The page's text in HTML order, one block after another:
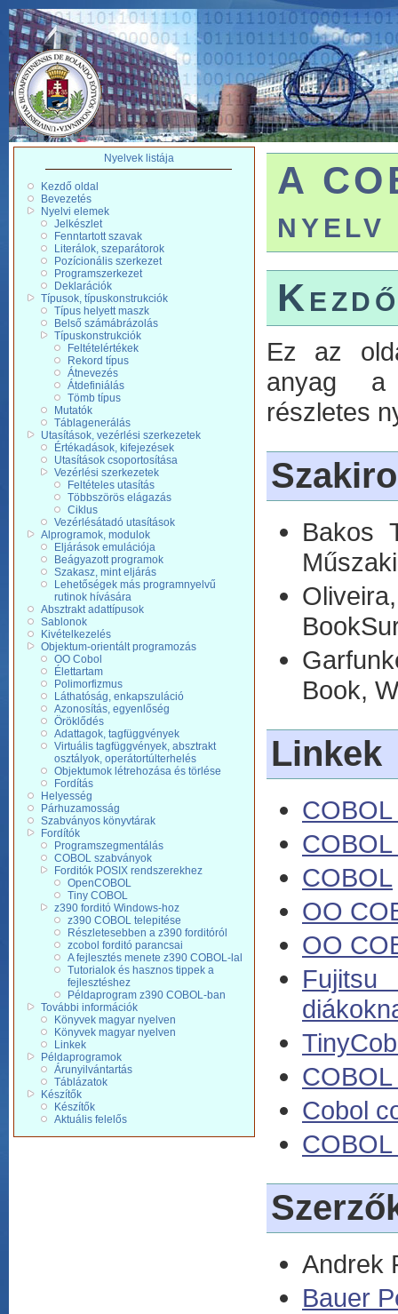
Nyelvek listája
Kezdő oldal
Bevezetés
Nyelvi elemek
Jelkészlet
Fenntartott szavak
Literálok, szeparátorok
Pozícionális szerkezet
Programszerkezet
Deklarációk
Típusok, típuskonstrukciók
Típus helyett maszk
Belső számábrázolás
Típuskonstrukciók
Feltételértékek
Rekord típus
Átnevezés
Átdefiniálás
Tömb típus
Mutatók
Táblagenerálás
Utasítások, vezérlési szerkezetek
Értékadások, kifejezések
Utasítások csoportosítása
Vezérlési szerkezetek
Feltételes utasítás
Többszörös elágazás
Ciklus
Vezérlésátadó utasítások
Alprogramok, modulok
Eljárások emulációja
Beágyazott programok
Szakasz, mint eljárás
Lehetőségek más programnyelvű
rutinok hívására
Absztrakt adattípusok
Sablonok
Kivételkezelés
Objektum-orientált programozás
OO Cobol
Élettartam
Polimorfizmus
Láthatóság, enkapszuláció
Azonosítás, egyenlőség
Öröklődés
Adattagok, tagfüggvények
Virtuális tagfüggvények, absztrakt
osztályok, operátortúlterhelés
Objektumok létrehozása és törlése
Fordítás
Helyesség
Párhuzamosság
Szabványos könyvtárak
Fordítók
Programszegmentálás
COBOL szabványok
Forditók POSIX rendszerekhez
OpenCOBOL
Tiny COBOL
z390 forditó Windows-hoz
z390 COBOL telepitése
Részletesebben a z390 forditóról
zcobol forditó parancsai
A fejlesztés menete z390 COBOL-lal
Tutorialok és hasznos tippek a
fejlesztéshez
Példaprogram z390 COBOL-ban
További információk
Könyvek magyar nyelven
Könyvek magyar nyelven
Linkek
Példaprogramok
Árunyilvántartás
Táblázatok
Készítők
Készítők
Aktuális felelős
A
nyelv
Ez az
anyag a
részletes
Bakos
Book,
Linkek
COBOL
OO
OO
Cobol
Andrek
Bauer